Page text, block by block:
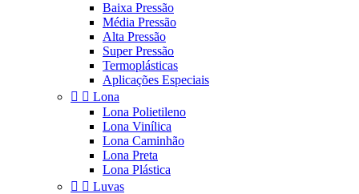
Baixa Pressão
Média Pressão
Alta Pressão
Super Pressão
Termoplásticas
Aplicações Especiais
  Lona
Lona Polietileno
Lona Vinílica
Lona Caminhão
Lona Preta
Lona Plástica
  Luvas